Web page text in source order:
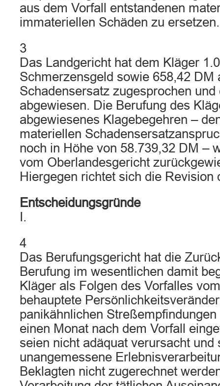
aus dem Vorfall entstandenen
immateriellen Schäden zu ersetzen.
3
Das Landgericht hat dem Kläger
Schmerzensgeld sowie 658,42 DM
Schadensersatz zugesprochen
abgewiesen. Die Berufung des
abgewiesenes Klagebegehren –
materiellen
noch in Höhe von 58.739,32 DM –
vom Oberlandesgericht
Hiergegen richtet sich die Revision
Entscheidungsgründe
I.
4
Das Berufungsgericht hat die
Berufung im wesentlichen damit
Kläger als Folgen des Vorfalles
behauptete
panikähnlichen
einen Monat nach dem Vorfall
seien nicht adäquat verursacht und
unangemessene
Beklagten nicht zugerechnet